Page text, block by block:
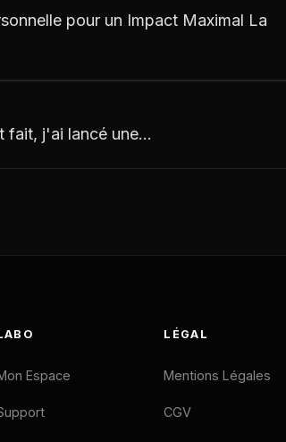
pour un Impact Maximal La
fait, j'ai lancé une…
Espace
LÉGAL
Mentions Légales
CGV